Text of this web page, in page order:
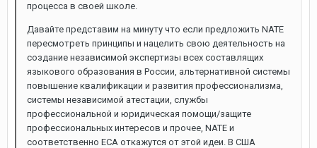
процесса в своей школе.
Давайте представим на минуту что если предложить NATE
пересмотреть принципы и нацелить свою деятельность на
создание независимой экспертизы всех составлящих
языкового образования в России, альтернативной системы
повышение квалификации и развития профессионализма,
системы независимой атестации, службы
профессиональной и юридическая помощи/защите
профессиональных интересов и прочее, NATE и
соответственно ECA откажутся от этой идеи. В США